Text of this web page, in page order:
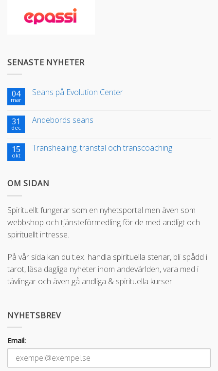
SENASTE NYHETER
04
mar
Seans på Evolution Center
31
dec
Andebords seans
15
okt
Transhealing, transtal och transcoaching
OM SIDAN
Spirituellt fungerar som en nyhetsportal men även som
webbshop och tjänsteförmedling för de med andligt och
spirituellt intresse.
På vår sida kan du t.ex. handla spirituella stenar, bli spådd i
tarot, läsa dagliga nyheter inom andevärlden, vara med i
tävlingar och även gå andliga & spirituella kurser.
NYHETSBREV
Email: